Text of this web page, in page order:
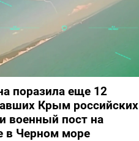
поразила еще 12
Крым российских
военный пост на
в Черном море